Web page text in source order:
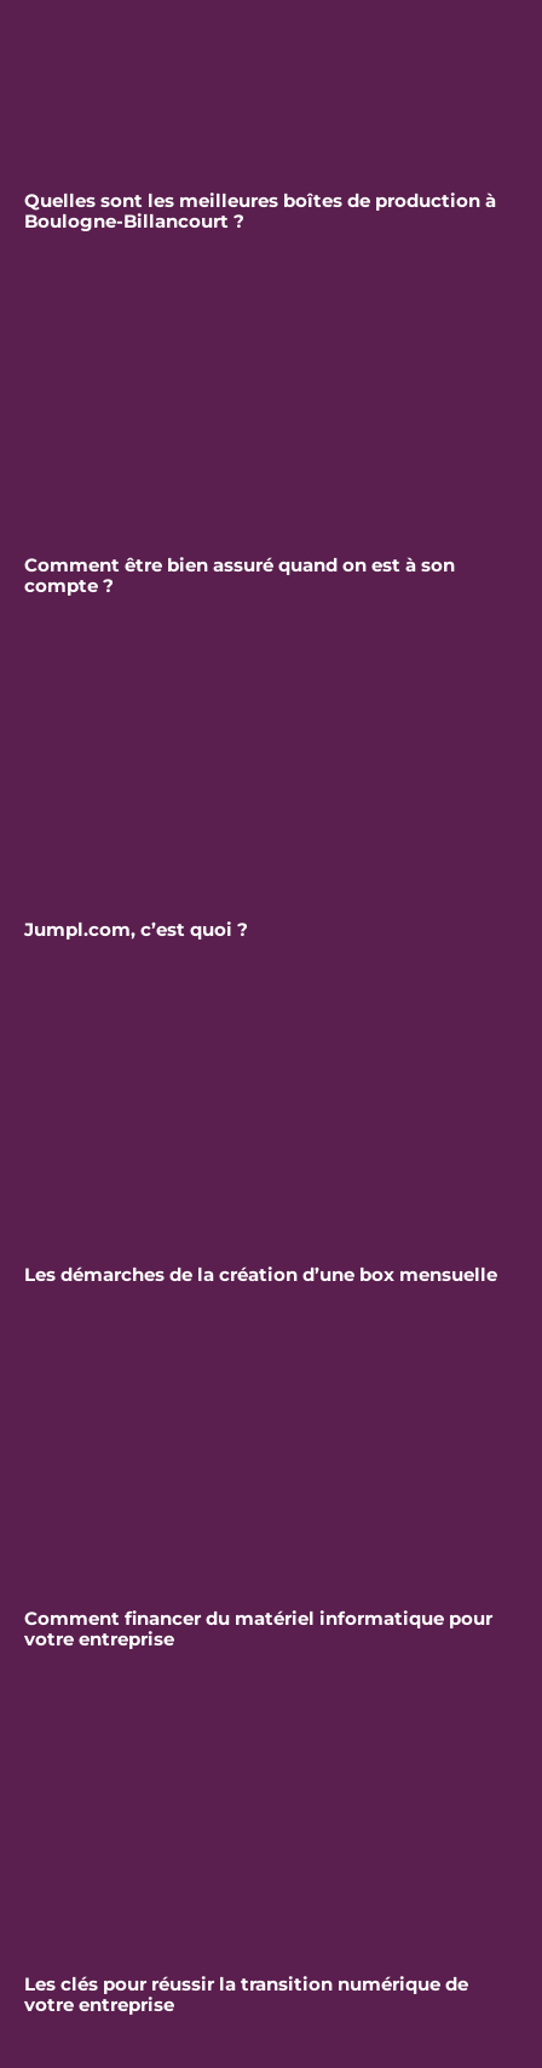
Quelles sont les meilleures boîtes de production à
Boulogne-Billancourt ?
Comment être bien assuré quand on est à son
compte ?
Jumpl.com, c’est quoi ?
Les démarches de la création d’une box mensuelle
Comment financer du matériel informatique pour
votre entreprise
Les clés pour réussir la transition numérique de
votre entreprise